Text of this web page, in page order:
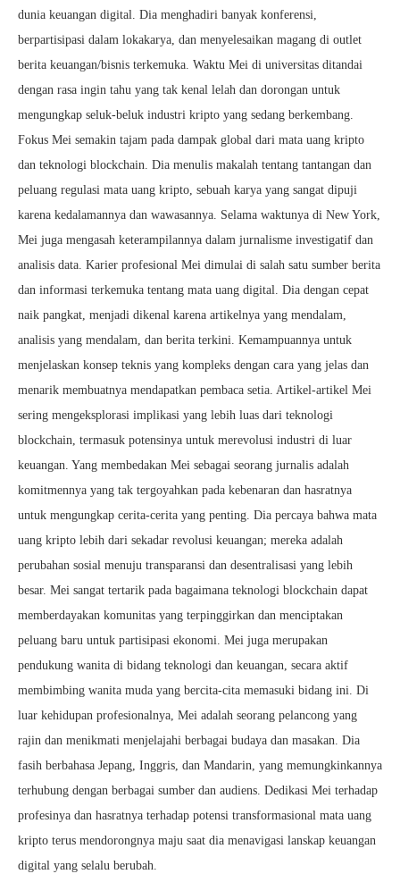
dunia keuangan digital. Dia menghadiri banyak konferensi,
berpartisipasi dalam lokakarya, dan menyelesaikan magang di outlet
berita keuangan/bisnis terkemuka. Waktu Mei di universitas ditandai
dengan rasa ingin tahu yang tak kenal lelah dan dorongan untuk
mengungkap seluk-beluk industri kripto yang sedang berkembang.
Fokus Mei semakin tajam pada dampak global dari mata uang kripto
dan teknologi blockchain. Dia menulis makalah tentang tantangan dan
peluang regulasi mata uang kripto, sebuah karya yang sangat dipuji
karena kedalamannya dan wawasannya. Selama waktunya di New York,
Mei juga mengasah keterampilannya dalam jurnalisme investigatif dan
analisis data. Karier profesional Mei dimulai di salah satu sumber berita
dan informasi terkemuka tentang mata uang digital. Dia dengan cepat
naik pangkat, menjadi dikenal karena artikelnya yang mendalam,
analisis yang mendalam, dan berita terkini. Kemampuannya untuk
menjelaskan konsep teknis yang kompleks dengan cara yang jelas dan
menarik membuatnya mendapatkan pembaca setia. Artikel-artikel Mei
sering mengeksplorasi implikasi yang lebih luas dari teknologi
blockchain, termasuk potensinya untuk merevolusi industri di luar
keuangan. Yang membedakan Mei sebagai seorang jurnalis adalah
komitmennya yang tak tergoyahkan pada kebenaran dan hasratnya
untuk mengungkap cerita-cerita yang penting. Dia percaya bahwa mata
uang kripto lebih dari sekadar revolusi keuangan; mereka adalah
perubahan sosial menuju transparansi dan desentralisasi yang lebih
besar. Mei sangat tertarik pada bagaimana teknologi blockchain dapat
memberdayakan komunitas yang terpinggirkan dan menciptakan
peluang baru untuk partisipasi ekonomi. Mei juga merupakan
pendukung wanita di bidang teknologi dan keuangan, secara aktif
membimbing wanita muda yang bercita-cita memasuki bidang ini. Di
luar kehidupan profesionalnya, Mei adalah seorang pelancong yang
rajin dan menikmati menjelajahi berbagai budaya dan masakan. Dia
fasih berbahasa Jepang, Inggris, dan Mandarin, yang memungkinkannya
terhubung dengan berbagai sumber dan audiens. Dedikasi Mei terhadap
profesinya dan hasratnya terhadap potensi transformasional mata uang
kripto terus mendorongnya maju saat dia menavigasi lanskap keuangan
digital yang selalu berubah.